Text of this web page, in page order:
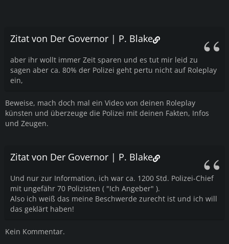
Zitat von Der Governor | P. Blake
aber ihr wollt immer Zeit sparen und es tut mir leid zu
sagen aber ca. 80% der Polizei geht pertu nicht auf Roleplay
ein,
Beweise, mach doch mal ein Video von deinen Roleplay
künsten und überzeuge die Polizei mit deinen Fakten, Infos
und Zeugen.
Zitat von Der Governor | P. Blake
Und nur zur Information, ich war ca. 1200 Std. Polizei-Chief
mit ungefähr 70 Polizisten ( "Ich Angeber" ).
Also ich weiß das meine Beschwerde zurecht ist und ich will
das geklärt haben!
Kein Kommentar.